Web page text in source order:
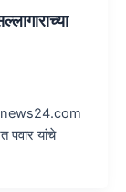
पवार यांचे